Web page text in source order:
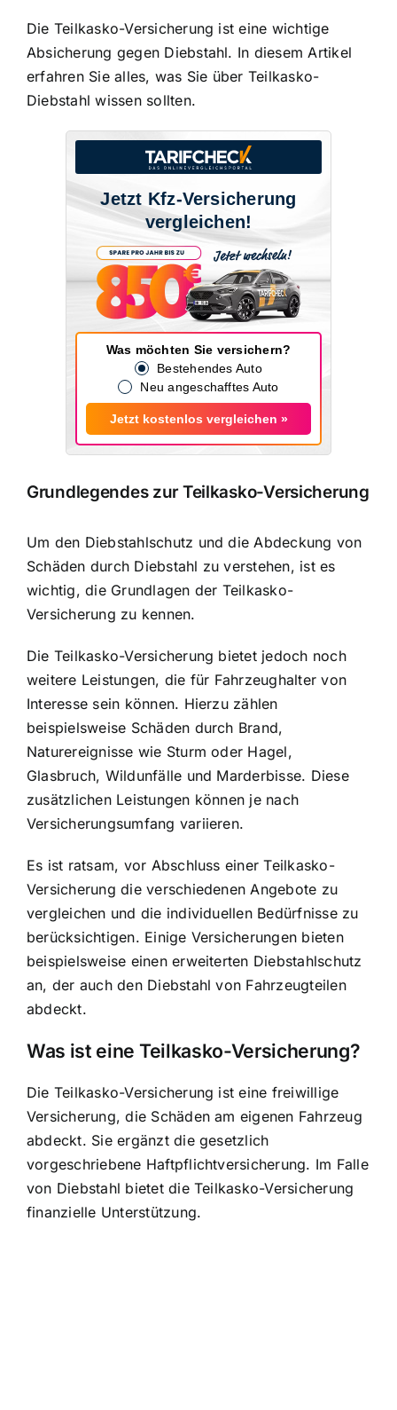
Die Teilkasko-Versicherung ist eine wichtige
Absicherung gegen Diebstahl. In diesem Artikel
erfahren Sie alles, was Sie über Teilkasko-
Diebstahl wissen sollten.
Jetzt Kfz-Versicherung
vergleichen!
Was möchten Sie versichern?
Bestehendes Auto
Neu angeschafftes Auto
Jetzt kostenlos vergleichen »
Grundlegendes zur Teilkasko-Versicherung
Um den Diebstahlschutz und die Abdeckung von
Schäden durch Diebstahl zu verstehen, ist es
wichtig, die Grundlagen der Teilkasko-
Versicherung zu kennen.
Die Teilkasko-Versicherung bietet jedoch noch
weitere Leistungen, die für Fahrzeughalter von
Interesse sein können. Hierzu zählen
beispielsweise Schäden durch Brand,
Naturereignisse wie Sturm oder Hagel,
Glasbruch, Wildunfälle und Marderbisse. Diese
zusätzlichen Leistungen können je nach
Versicherungsumfang variieren.
Es ist ratsam, vor Abschluss einer Teilkasko-
Versicherung die verschiedenen Angebote zu
vergleichen und die individuellen Bedürfnisse zu
berücksichtigen. Einige Versicherungen bieten
beispielsweise einen erweiterten Diebstahlschutz
an, der auch den Diebstahl von Fahrzeugteilen
abdeckt.
Was ist eine Teilkasko-Versicherung?
Die Teilkasko-Versicherung ist eine freiwillige
Versicherung, die Schäden am eigenen Fahrzeug
abdeckt. Sie ergänzt die gesetzlich
vorgeschriebene Haftpflichtversicherung. Im Falle
von Diebstahl bietet die Teilkasko-Versicherung
finanzielle Unterstützung.